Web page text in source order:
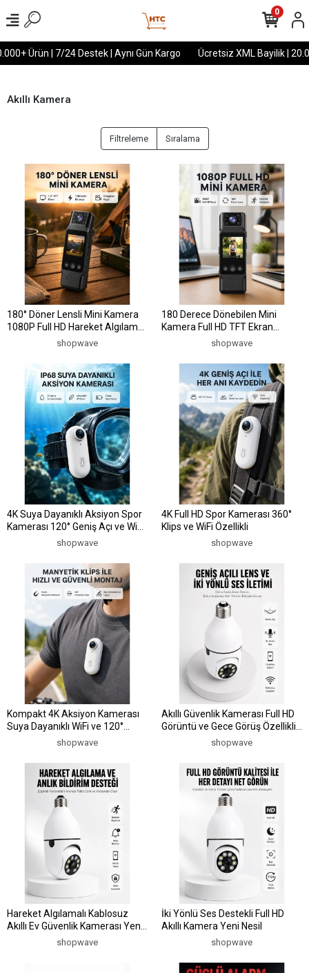
Ürün | 7/24 Destek | Aynı Gün Kargo Ücretsiz XML Bayilik |
0
Akıllı Kamera
Filtreleme Sıralama
180° Döner Lensli Mini Kamera
1080P Full HD Hareket Algılama
shopwave
180 Derece Dönebilen Mini
Kamera Full HD TFT Ekran
Hareket Sensörlü (Kopya)
shopwave
4K Suya Dayanıklı Aksiyon Spor
Kamerası 120° Geniş Açı ve WiFi
shopwave
4K Full HD Spor Kamerası 360°
Klips ve WiFi Özellikli
shopwave
Kompakt 4K Aksiyon Kamerası
Suya Dayanıklı WiFi ve 120°
shopwave
Akıllı Güvenlik Kamerası Full HD
Görüntü ve Gece Görüş Özellikli
shopwave
Hareket Algılamalı Kablosuz
Akıllı Ev Güvenlik Kamerası Yeni
shopwave
İki Yönlü Ses Destekli Full HD
Akıllı Kamera Yeni Nesil
shopwave